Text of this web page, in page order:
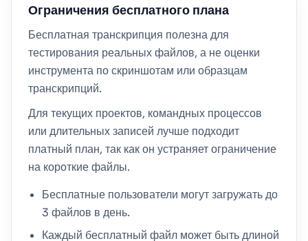
Ограничения бесплатного плана
Бесплатная транскрипция полезна для
тестирования реальных файлов, а не оценки
инструмента по скриншотам или образцам
транскрипций.
Для текущих проектов, командных процессов
или длительных записей лучше подходит
платный план, так как он устраняет ограничение
на короткие файлы.
Бесплатные пользователи могут загружать до
3 файлов в день.
Каждый бесплатный файл может быть длиной